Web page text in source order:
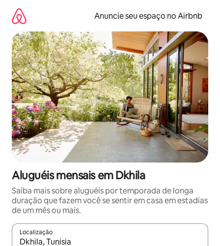
para
conteúdo
Anuncie seu espaço no Airbnb
Aluguéis mensais em Dkhila
Saiba mais sobre aluguéis por temporada de longa
duração que fazem você se sentir em casa em estadias
de um mês ou mais.
Localização
Quando os resultados estiverem disponíveis, explore-os